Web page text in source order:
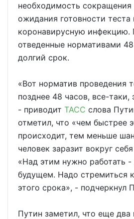
необходимость сокращения
ожидания готовности теста
коронавирусную инфекцию.
отведенные нормативами
долгий срок.
«Вот норматив проведения
позднее 48 часов, все-таки,
- приводит ТАСС слова
отметил, что «чем быстрее
происходит, тем меньше
человек заразит вокруг
«Над этим нужно работать -
будущем. Надо стремиться
этого срока», - подчеркнул
Путин заметил, что еще два